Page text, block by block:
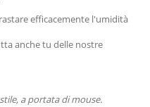
efficacemente l'umidità
anche tu delle nostre
a portata di mouse.